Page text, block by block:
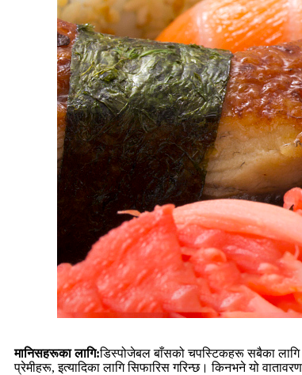
मानिसहरूका लागि:डिस्पोजेबल बाँसको चपस्टिकहरू सबैका लागि
प्रेमीहरू, इत्यादिका लागि सिफारिस गरिन्छ। किनभने यो